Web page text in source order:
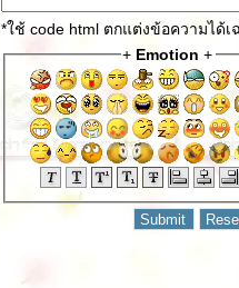
*ใช้ code html ตกแต่งข้อความได้
+ Emotion +